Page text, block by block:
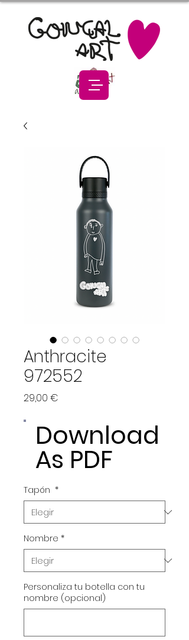
Anthracite
972552
29,00 €
Download
As PDF
Tapón *
Nombre *
Personaliza tu botella con tu
nombre (opcional)